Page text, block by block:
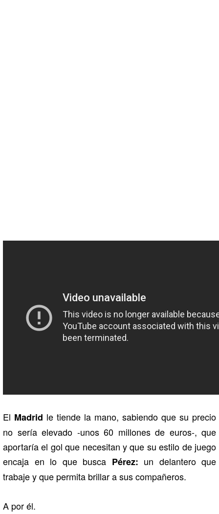
El Madrid le tiende la mano, sabiendo que su precio
no sería elevado -unos 60 millones de euros-, que
aportaría el gol que necesitan y que su estilo de juego
encaja en lo que busca Pérez: un delantero que
trabaje y que permita brillar a sus compañeros.
A por él.